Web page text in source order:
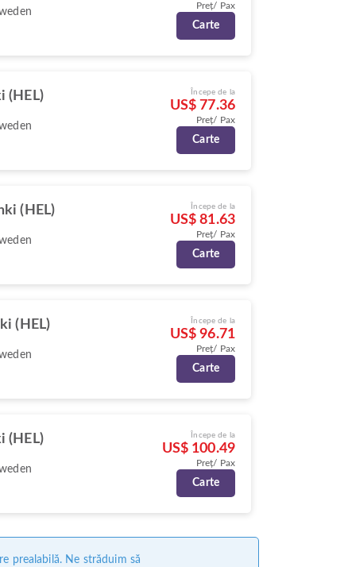
Preț/ Pax
Carte
(HEL) Începe de la
US$ 77.36
Preț/ Pax
Carte
(HEL) Începe de la
US$ 81.63
Preț/ Pax
Carte
(HEL) Începe de la
US$ 96.71
Preț/ Pax
Carte
(HEL) Începe de la
US$ 100.49
Preț/ Pax
Carte
prealabilă. Ne străduim să